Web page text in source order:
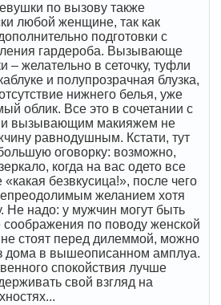
по вызову также
любой женщине, так как
подготовки с
гардероба. Вызывающе
– желательно в сеточку, туфли
и полупрозрачная блузка,
нижнего белья, уже
облик. Все это в сочетании с
и вызывающим макияжем не
равнодушным. Кстати, тут
оговорку: возможно,
когда на вас одето все
безвкусица!», после чего
желанием хотя
Не надо: у мужчин могут быть
по поводу женской
стоят перед дилеммой, можно
дома в вышеописанном амплуа.
спокойствия лучше
свой взгляд на